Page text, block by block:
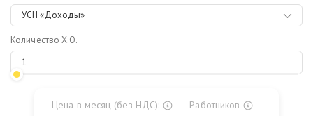
УСН «Доходы»
Количество Х.О.
Цена в месяц (без НДС): Работников